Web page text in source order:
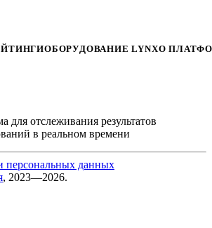
ОБОРУДОВАНИЕ LYNXО
отслеживания результатов
в реальном времени
персональных данных
, 2023—2026.